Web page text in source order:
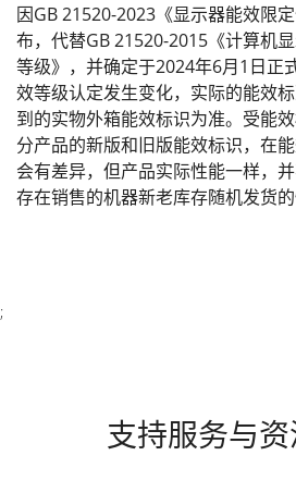
因GB 21520-2023《显示器能效限
布，代替GB 21520-2015《计算机
等级》，并确定于2024年6月1日正
效等级认定发生变化，实际的能效
到的实物外箱能效标识为准。受能
分产品的新版和旧版能效标识，在
会有差异，但产品实际性能一样，
存在销售的机器新老库存随机发货
;
支持服务与